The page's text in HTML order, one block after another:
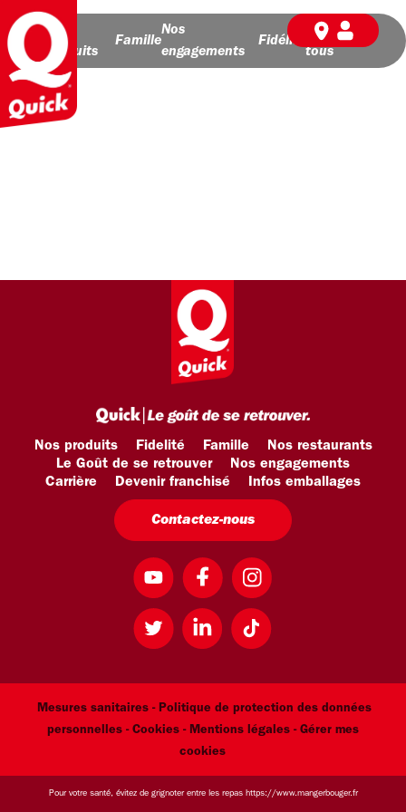
Nos
produits
Famille
Nos
engagements
Fidélité
BD pour
tous
Nos produits Fidelité Famille
Nos restaurants
Le Goût de se retrouver
Nos engagements
Carrière
Devenir franchisé Infos emballages
Contactez-nous
Mesures sanitaires - Politique de protection des données
personnelles - Cookies - Mentions légales - Gérer mes
cookies
Pour votre santé, évitez de grignoter entre les repas https://www.mangerbouger.fr